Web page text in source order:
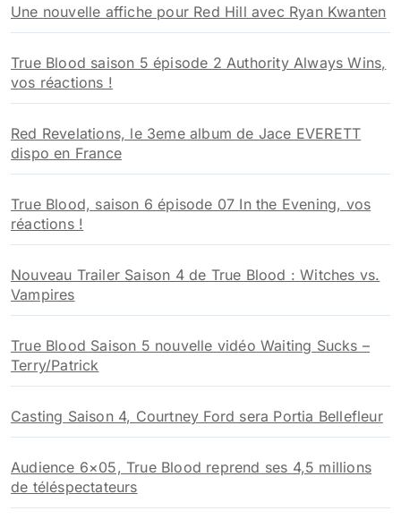
e
r
:
Une nouvelle affiche pour Red Hill avec Ryan Kwanten
True Blood saison 5 épisode 2 Authority Always Wins,
vos réactions !
Red Revelations, le 3eme album de Jace EVERETT
dispo en France
True Blood, saison 6 épisode 07 In the Evening, vos
réactions !
Nouveau Trailer Saison 4 de True Blood : Witches vs.
Vampires
True Blood Saison 5 nouvelle vidéo Waiting Sucks –
Terry/Patrick
Casting Saison 4, Courtney Ford sera Portia Bellefleur
Audience 6×05, True Blood reprend ses 4,5 millions
de téléspectateurs